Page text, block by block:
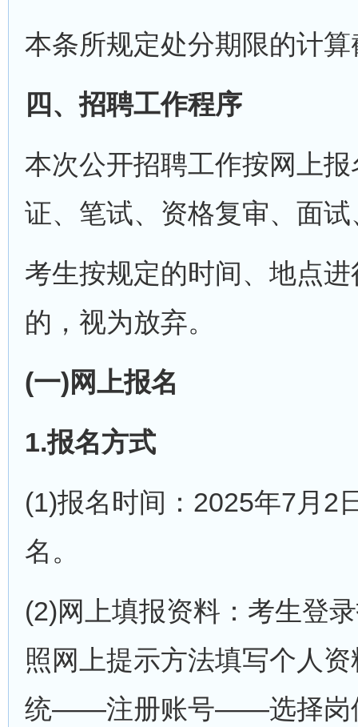
本条所规定处分期限的计
四、招聘工作程序
本次公开招聘工作按网上
证、笔试、资格复审、面
考生按规定的时间、地点
的，视为放弃。
(一)网上报名
1.报名方式
(1)报名时间：2025年7月2
名。
(2)网上填报资料：考生登
照网上提示方法填写个人
统——注册账号——选择岗